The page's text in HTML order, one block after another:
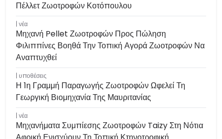
Πέλλετ Ζωοτροφών Κοτόπουλου
νέα
Μηχανή Pellet Ζωοτροφών Προς Πώληση
Φιλιππίνες Βοηθά Την Τοπική Αγορά Ζωοτροφών Να
Αναπτυχθεί
υποθέσεις
Η 1η Γραμμή Παραγωγής Ζωοτροφών Ωφελεί Τη
Γεωργική Βιομηχανία Της Μαυριτανίας
νέα
Μηχανήματα Συμπίεσης Ζωοτροφών Taizy Στη Νότια